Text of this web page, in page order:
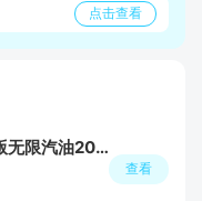
点击查看
飞机大厨无限金币钻石版无限汽油2026
查看